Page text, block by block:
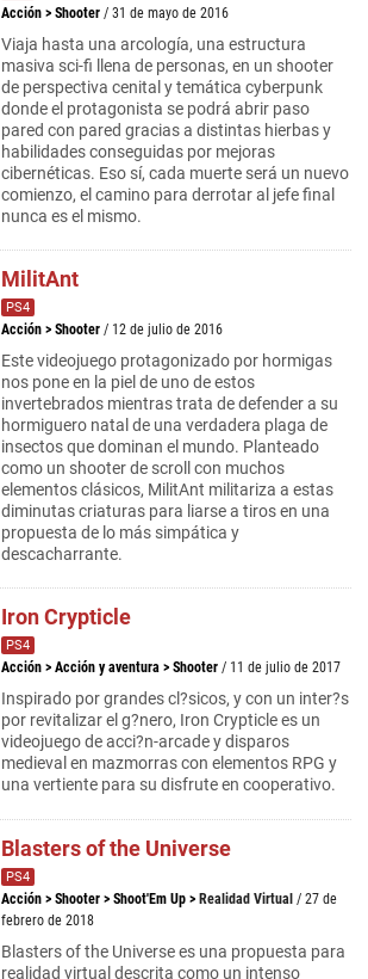
Acción > Shooter / 31 de mayo de 2016
Viaja hasta una arcología, una estructura
masiva sci-fi llena de personas, en un shooter
de perspectiva cenital y temática cyberpunk
donde el protagonista se podrá abrir paso
pared con pared gracias a distintas hierbas y
habilidades conseguidas por mejoras
cibernéticas. Eso sí, cada muerte será un nuevo
comienzo, el camino para derrotar al jefe final
nunca es el mismo.
MilitAnt
PS4
Acción > Shooter / 12 de julio de 2016
Este videojuego protagonizado por hormigas
nos pone en la piel de uno de estos
invertebrados mientras trata de defender a su
hormiguero natal de una verdadera plaga de
insectos que dominan el mundo. Planteado
como un shooter de scroll con muchos
elementos clásicos, MilitAnt militariza a estas
diminutas criaturas para liarse a tiros en una
propuesta de lo más simpática y
descacharrante.
Iron Crypticle
PS4
Acción > Acción y aventura > Shooter / 11 de julio de 2017
Inspirado por grandes cl?sicos, y con un inter?s
por revitalizar el g?nero, Iron Crypticle es un
videojuego de acci?n-arcade y disparos
medieval en mazmorras con elementos RPG y
una vertiente para su disfrute en cooperativo.
Blasters of the Universe
PS4
Acción > Shooter > Shoot'Em Up > Realidad Virtual / 27 de
febrero de 2018
Blasters of the Universe es una propuesta para
realidad virtual descrita como un intenso